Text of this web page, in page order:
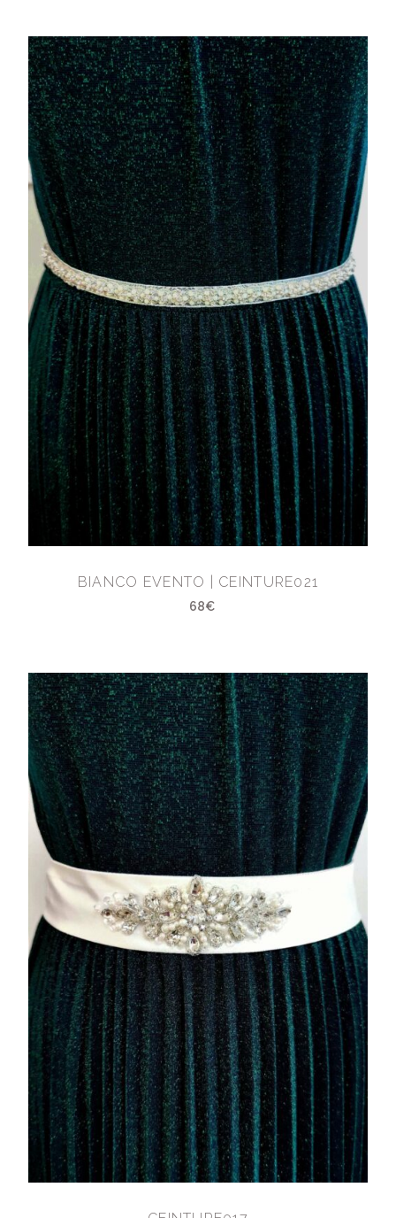
BIANCO EVENTO | CEINTURE021
68€